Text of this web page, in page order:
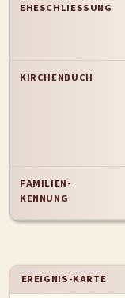
EHESCHLIESSUNG
KIRCHENBUCH
FAMILIEN-
KENNUNG
EREIGNIS-KARTE